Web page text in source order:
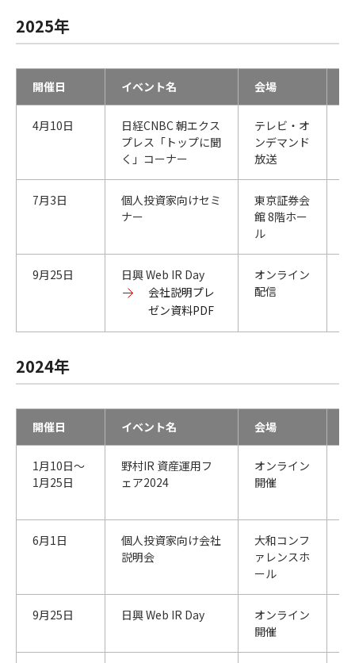
2025年
開催日 イベント名 会場
4月10日
日経CNBC 朝エクス
プレス「トップに聞
く」コーナー
テレビ・オ
ンデマンド
放送
7月3日​
個人投資家向けセミ
ナー
東京証券会
館 8階ホー
ル
9月25日​
日興 Web IR Day
会社説明プレ
ゼン資料PDF
オンライン
配信
2024年
開催日 イベント名 会場
1月10日～​
1月25日
野村IR 資産運用フ
ェア2024
オンライン
開催
6月1日
個人投資家向け会社
説明会
大和コンフ
ァレンスホ
ール
9月25日 日興 Web IR Day
オンライン
開催